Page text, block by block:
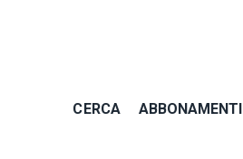
CERCA ABBONAMENTI